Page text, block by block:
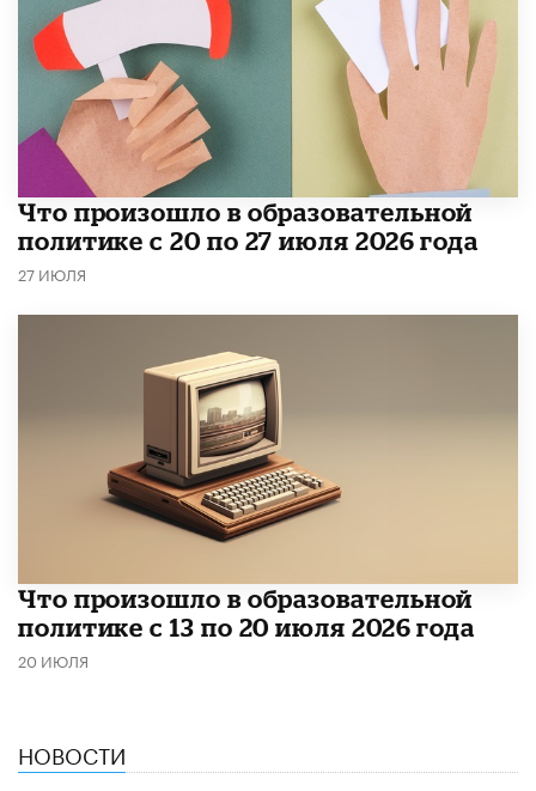
​Что произошло в образовательной
политике с 20 по 27 июля 2026 года
27 ИЮЛЯ
Что произошло в образовательной
политике с 13 по 20 июля 2026 года
20 ИЮЛЯ
НОВОСТИ